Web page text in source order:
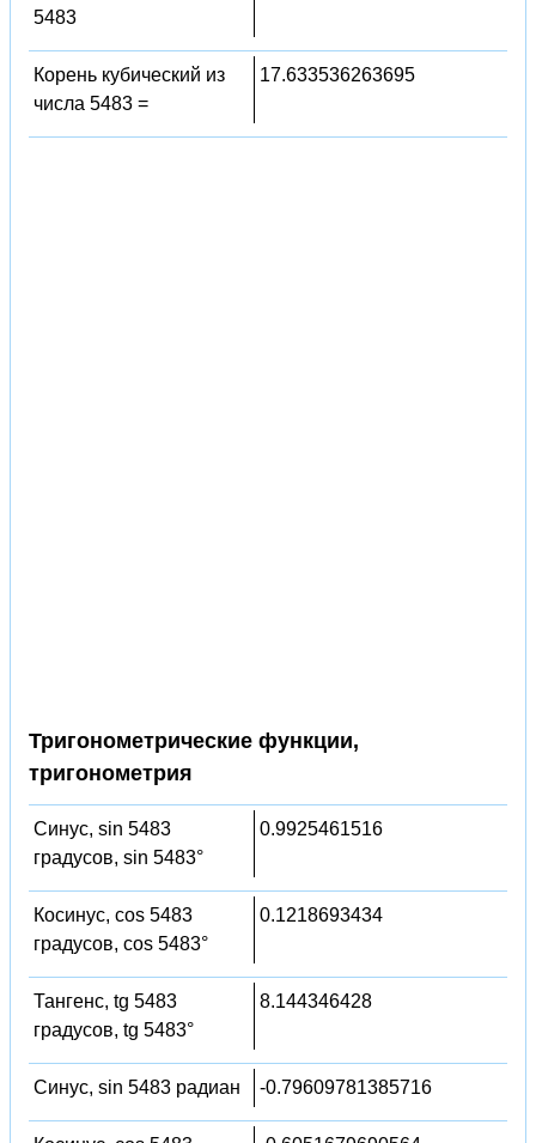
5483
Корень кубический из
числа 5483 =
17.633536263695
Тригонометрические функции,
тригонометрия
Синус, sin 5483
градусов, sin 5483°
0.9925461516
Косинус, cos 5483
градусов, cos 5483°
0.1218693434
Тангенс, tg 5483
градусов, tg 5483°
8.144346428
Синус, sin 5483 радиан -0.79609781385716